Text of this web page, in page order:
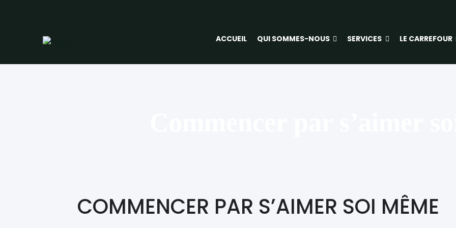
ACCUEIL QUI SOMMES-NOUS SERVICES LE CARREFOUR
COMMENCER PAR S’AIMER SOI MÊME